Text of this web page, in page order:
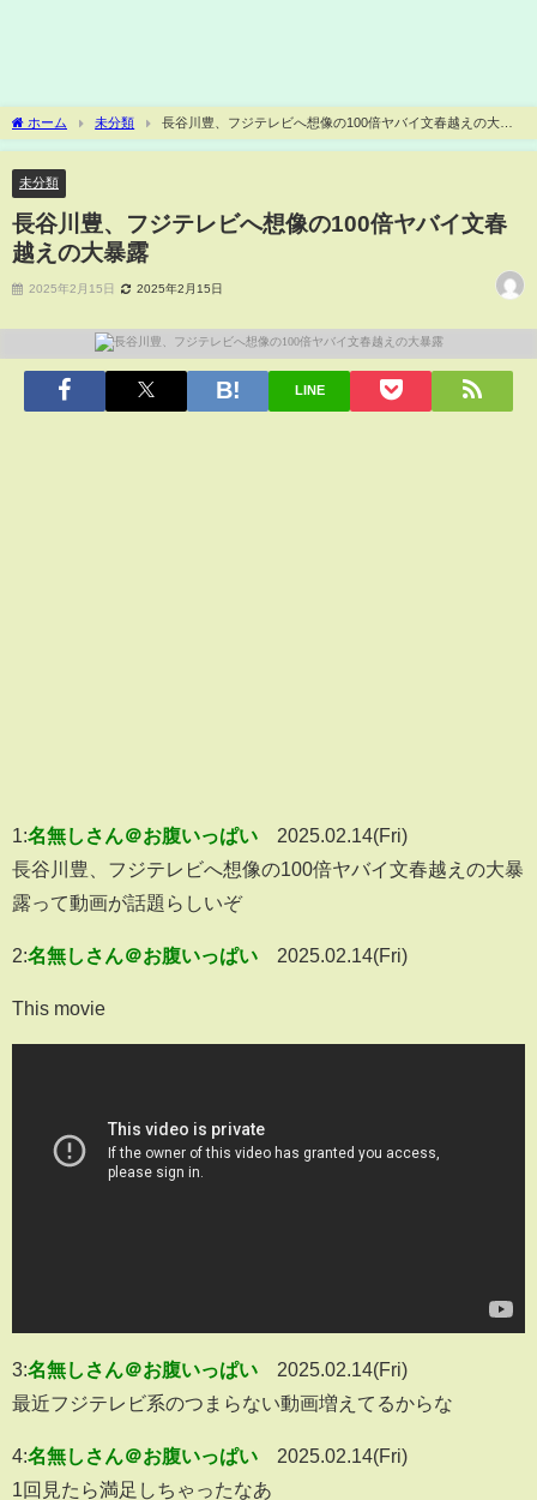
ホーム 未分類
長谷川豊、フジテレビへ想像の100倍ヤバイ文春越えの大暴
露
未分類
長谷川豊、フジテレビへ想像の100倍ヤバイ文春
越えの大暴露
2025年2月15日 2025年2月15日
LINE
1:名無しさん＠お腹いっぱい
2025.02.14(Fri)
長谷川豊、フジテレビへ想像の100倍ヤバイ文春越えの大暴
露って動画が話題らしいぞ
2:名無しさん＠お腹いっぱい 2025.02.14(Fri)
This movie
3:名無しさん＠お腹いっぱい
2025.02.14(Fri)
最近フジテレビ系のつまらない動画増えてるからな
4:名無しさん＠お腹いっぱい
2025.02.14(Fri)
1回見たら満足しちゃったなあ